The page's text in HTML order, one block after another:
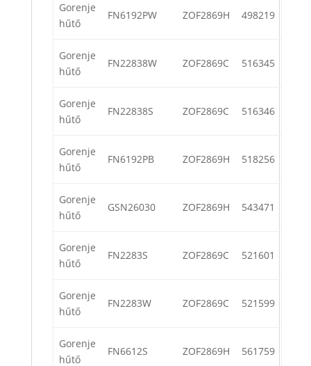
Gorenje
hűtő
FN6192PW ZOF2869H 498219
Gorenje
hűtő
FN22838W ZOF2869C 516345
Gorenje
hűtő
FN22838S ZOF2869C 516346
Gorenje
hűtő
FN6192PB ZOF2869H 518256
Gorenje
hűtő
GSN26030 ZOF2869H 543471
Gorenje
hűtő
FN2283S ZOF2869C 521601
Gorenje
hűtő
FN2283W ZOF2869C 521599
Gorenje
hűtő
FN6612S ZOF2869H 561759